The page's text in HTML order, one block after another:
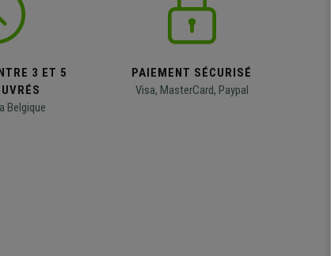
3 ET 5
Belgique
PAIEMENT SÉCURISÉ
Visa, MasterCard, Paypal